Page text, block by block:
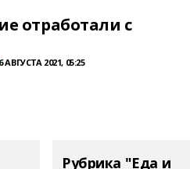
отработали с
6 АВГУСТА 2021, 05:25
Рубрика "Еда и